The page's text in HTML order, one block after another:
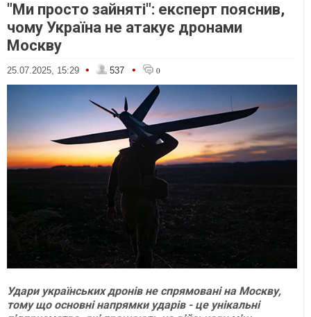
"Ми просто зайняті": експерт пояснив,
чому Україна не атакує дронами
Москву
25.07.2025, 15:29 • 537 • 0
Удари українських дронів не спрямовані на Москву,
тому що основні напрямки ударів - це унікальні